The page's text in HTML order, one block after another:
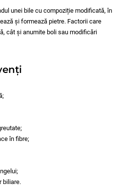
unei bile cu compoziție modificată, în
și formează pietre. Factorii care
cât și anumite boli sau modificări
în fibre;
biliare.